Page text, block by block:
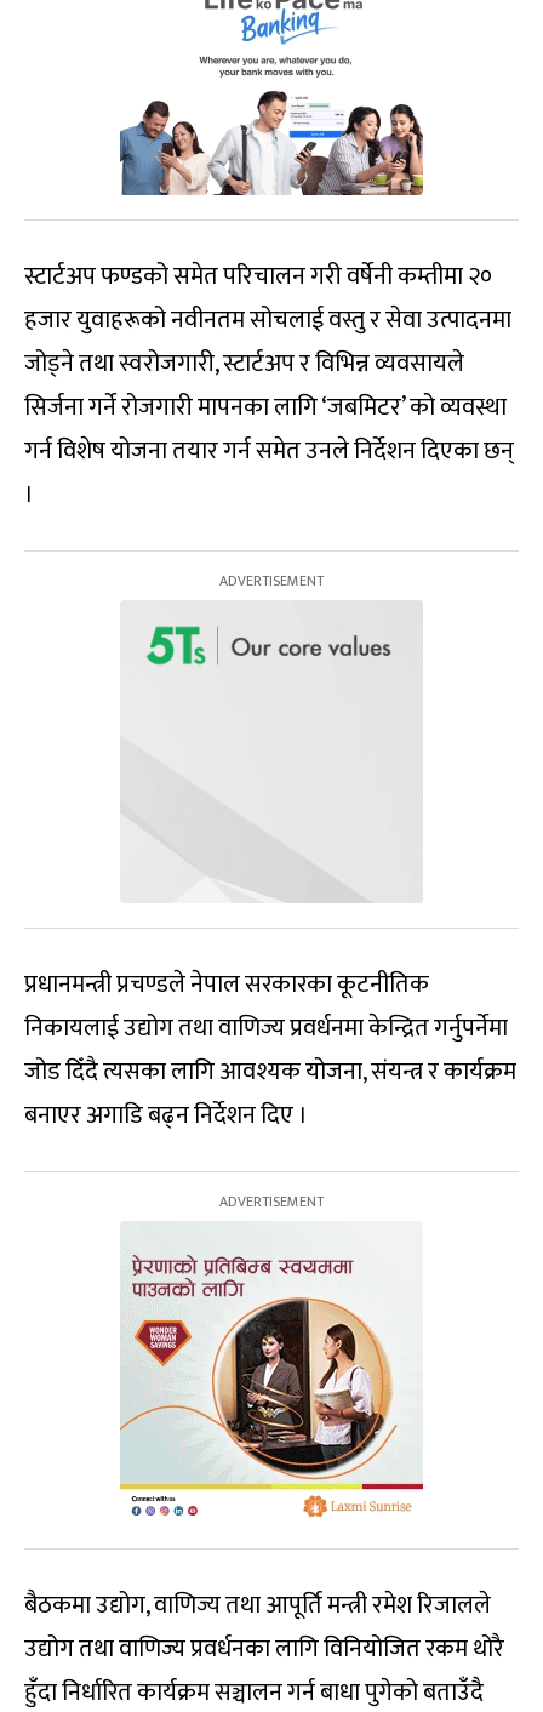
स्टार्टअप फण्डको समेत परिचालन गरी वर्षेनी कम्तीमा २०
हजार युवाहरूको नवीनतम सोचलाई वस्तु र सेवा उत्पादनमा
जोड्ने तथा स्वरोजगारी, स्टार्टअप र विभिन्न व्यवसायले
सिर्जना गर्ने रोजगारी मापनका लागि ‘जबमिटर’ को व्यवस्था
गर्न विशेष योजना तयार गर्न समेत उनले निर्देशन दिएका छन्
।
प्रधानमन्त्री प्रचण्डले नेपाल सरकारका कूटनीतिक
निकायलाई उद्योग तथा वाणिज्य प्रवर्धनमा केन्द्रित गर्नुपर्नेमा
जोड दिँदै त्यसका लागि आवश्यक योजना, संयन्त्र र कार्यक्रम
बनाएर अगाडि बढ्न निर्देशन दिए ।
बैठकमा उद्योग, वाणिज्य तथा आपूर्ति मन्त्री रमेश रिजालले
उद्योग तथा वाणिज्य प्रवर्धनका लागि विनियोजित रकम थोरै
हुँदा निर्धारित कार्यक्रम सञ्चालन गर्न बाधा पुगेको बताउँदै